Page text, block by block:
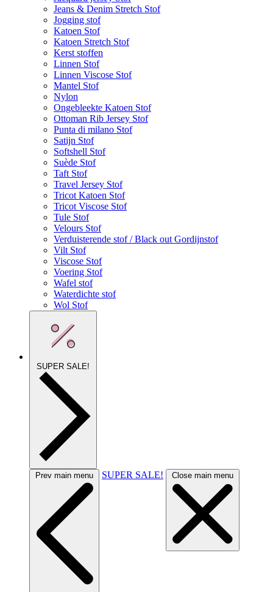
Jeans & Denim Stretch Stof
Jogging stof
Katoen Stof
Katoen Stretch Stof
Kerst stoffen
Linnen Stof
Linnen Viscose Stof
Mantel Stof
Nylon
Ongebleekte Katoen Stof
Ottoman Rib Jersey Stof
Punta di milano Stof
Satijn Stof
Softshell Stof
Suède Stof
Taft Stof
Travel Jersey Stof
Tricot Katoen Stof
Tricot Viscose Stof
Tule Stof
Velours Stof
Verduisterende stof / Black out Gordijnstof
Vilt Stof
Viscose Stof
Voering Stof
Wafel stof
Waterdichte stof
Wol Stof
SUPER SALE!
Prev main menu SUPER SALE! Close main menu